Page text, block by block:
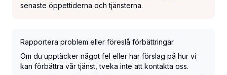
senaste öppettiderna och tjänsterna.
Rapportera problem eller föreslå förbättringar
Om du upptäcker något fel eller har förslag på hur vi
kan förbättra vår tjänst, tveka inte att kontakta oss.